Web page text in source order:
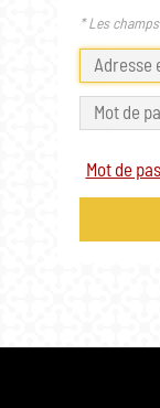
* Les
Mot de